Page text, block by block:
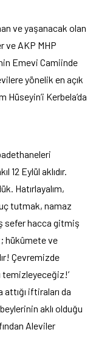
ve yaşanacak olan
ve AKP MHP
Emevi Camiinde
yönelik en açık
Kerbela’da
12 Eylül aklıdır.
Hatırlayalım,
tutmak, namaz
sefer hacca gitmiş
hükûmete ve
Çevremizde
temizleyeceğiz!’
iftiraları da
aklı olduğu
Aleviler